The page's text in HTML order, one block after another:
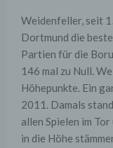
Weidenfeller, seit
Dortmund die
Partien für die
146 mal zu Null.
Höhepunkte. Ein
2011. Damals
allen Spielen im
in die Höhe